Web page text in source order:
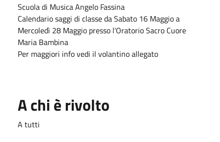
Scuola di Musica Angelo Fassina
Calendario saggi di classe da Sabato 16 Maggio a
Mercoledì 28 Maggio presso l'Oratorio Sacro Cuore
Maria Bambina
Per maggiori info vedi il volantino allegato
A chi è rivolto
A tutti